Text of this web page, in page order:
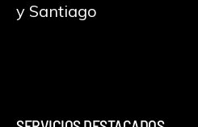
y Santiago